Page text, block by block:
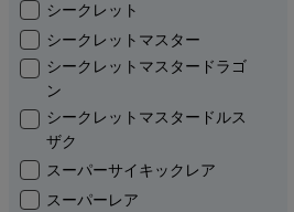
シークレット
シークレットマスター
シークレットマスタードラゴ
ン
シークレットマスタードルス
ザク
スーパーサイキックレア
スーパーレア